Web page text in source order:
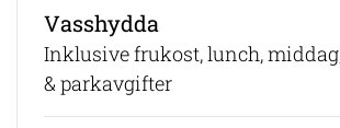
Vasshydda
Inklusive frukost, lunch,
& parkavgifter